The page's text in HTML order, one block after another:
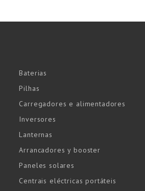
Baterias
Pilhas
Carregadores e alimentadores
Inversores
Lanternas
Arrancadores y booster
Paneles solares
Centrais eléctricas portáteis